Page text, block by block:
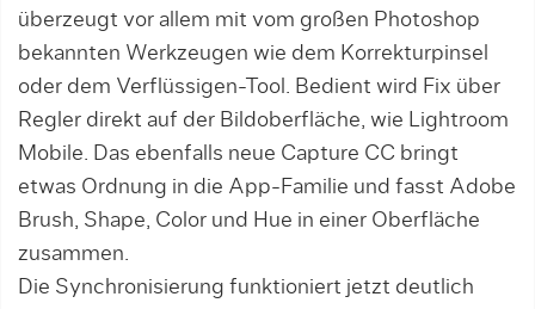
überzeugt vor allem mit vom großen Photoshop
bekannten Werkzeugen wie dem Korrekturpinsel
oder dem Verflüssigen-Tool. Bedient wird Fix über
Regler direkt auf der Bildoberfläche, wie Lightroom
Mobile. Das eben­falls neue Capture CC bringt
etwas Ord­nung in die App-Familie und fasst Adobe
Brush, Shape, Color und Hue in einer Oberfläche
zusammen.
Die Synchronisierung funktioniert jetzt deutlich